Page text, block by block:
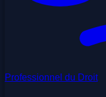
Professionnel du Droit